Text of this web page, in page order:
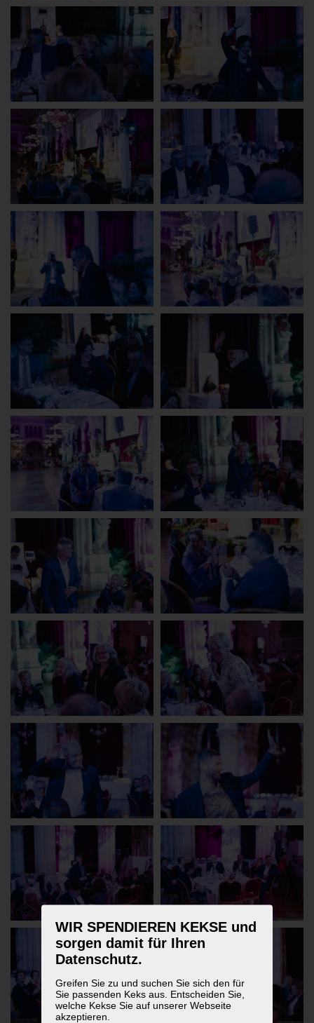
WIR SPENDIEREN KEKSE und
sorgen damit für Ihren
Datenschutz.
Greifen Sie zu und suchen Sie sich den für
Sie passenden Keks aus. Entscheiden Sie,
welche Kekse Sie auf unserer Webseite
akzeptieren.